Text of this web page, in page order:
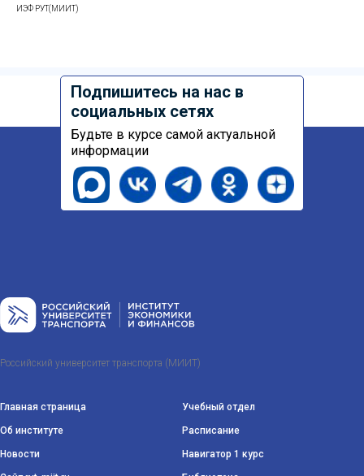
ИЭФ РУТ(МИИТ)
Подпишитесь на нас в
социальных сетях
Будьте в курсе самой актуальной
информации
Российский университет транспорта (МИИТ)
Главная страница
Об институте
Новости
Учебный отдел
Расписание
Навигатор 1 курс